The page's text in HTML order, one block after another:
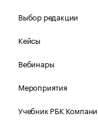
Выбор редакции
Кейсы
Вебинары
Мероприятия
Учебник РБК